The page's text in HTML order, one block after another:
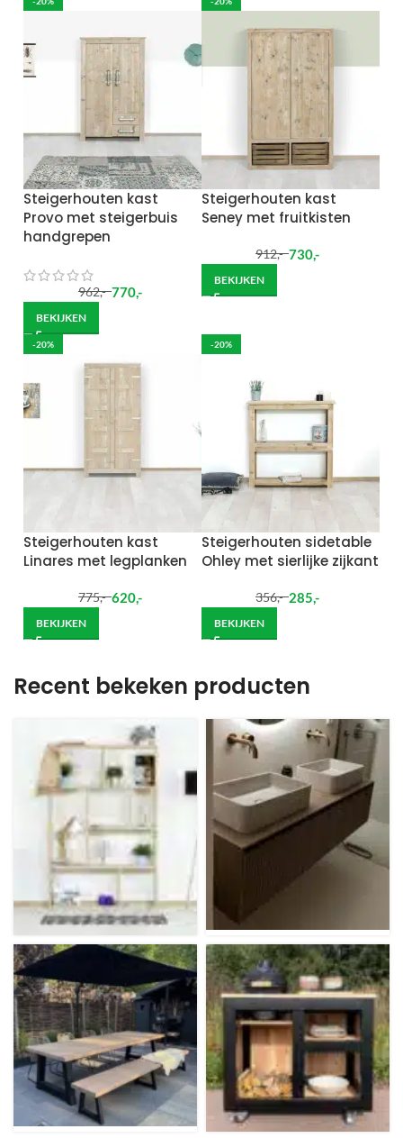
Steigerhouten kast
Provo met steigerbuis
handgrepen
962,- 770,-
BEKIJKEN
Steigerhouten kast
Seney met fruitkisten
912,- 730,-
BEKIJKEN
-20%
Steigerhouten kast
Linares met legplanken
775,- 620,-
BEKIJKEN
-20%
Steigerhouten sidetable
Ohley met sierlijke zijkant
356,- 285,-
BEKIJKEN
Recent bekeken producten